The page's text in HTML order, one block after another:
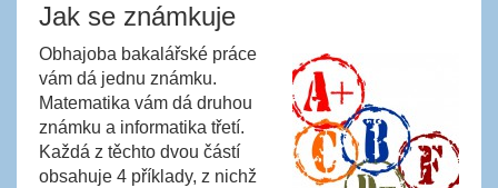
Jak se známkuje
Obhajoba bakalářské práce
vám dá jednu známku.
Matematika vám dá druhou
známku a informatika třetí.
Každá z těchto dvou částí
obsahuje 4 příklady, z nichž